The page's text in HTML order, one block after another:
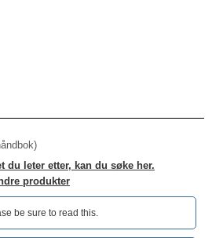
du leter etter, kan du søke her.
produkter
be sure to read this.‎